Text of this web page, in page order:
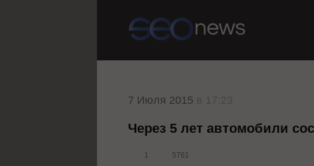
7 Июля 2015
Через 5 лет автомобили
1 5761